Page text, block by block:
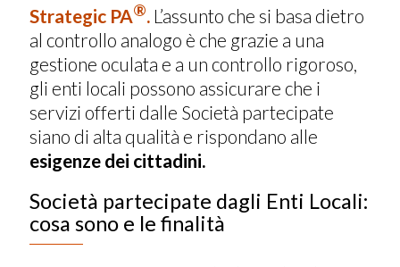
Strategic PA®. L’assunto che si basa dietro
al controllo analogo è che grazie a una
gestione oculata e a un controllo rigoroso,
gli enti locali possono assicurare che i
servizi offerti dalle Società partecipate
siano di alta qualità e rispondano alle
esigenze dei cittadini.
Società partecipate dagli Enti Locali:
cosa sono e le finalità